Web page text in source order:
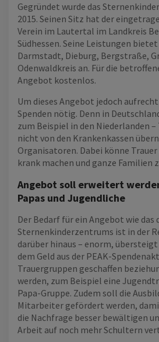
Gegründet wurde das
2015. Seinen Sitz hat der
Verein im Lautertal im Landkreis
Südhessen. Seine Leistungen
Darmstadt, Dieburg, Bergstraße,
Odenwaldkreis an. Für die
Angebot kostenlos.
Um dieses Angebot jedoch
Spenden nötig. Denn in
zum Beispiel in den Niederlanden
nicht von den Krankenkassen
Organisatoren. Dabei könne
krank machen und ganze Familien
Angebot soll erweitert
Papas und Jugendliche
Der Bedarf für ein Angebot wie das
Sternenkinderzentrums ist in der
darüber hinaus – enorm,
dem Geld aus der PEAK-
Trauergruppen geschaffen
werden, zum Beispiel eine
Papa-Gruppe. Zudem soll die
Mitarbeiter gefördert werden,
die Nachfrage besser bewältigen
Arbeit auf noch mehr Schultern